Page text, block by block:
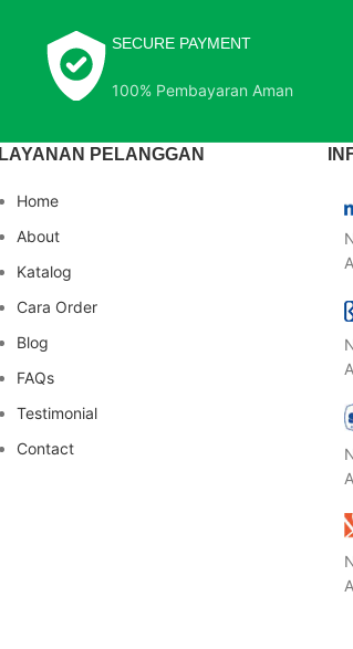
SECURE PAYMENT
100% Pembayaran Aman
LAYANAN PELANGGAN
Home
About
Katalog
Cara Order
Blog
FAQs
Testimonial
Contact